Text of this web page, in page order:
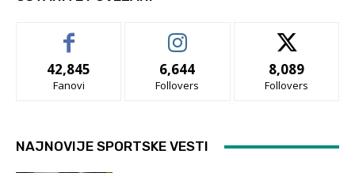
42,845
Fanovi
6,644
Follovers
8,089
Follovers
NAJNOVIJE SPORTSKE VESTI